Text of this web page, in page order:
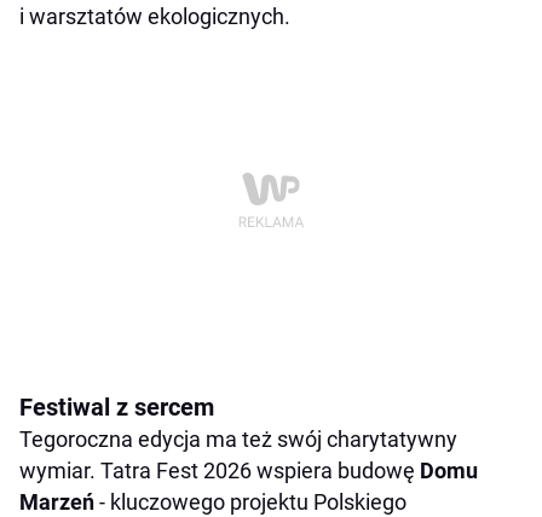
i warsztatów ekologicznych.
Festiwal z sercem
Tegoroczna edycja ma też swój charytatywny
wymiar. Tatra Fest 2026 wspiera budowę Domu
Marzeń- kluczowego projektu Polskiego